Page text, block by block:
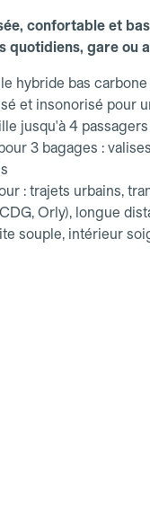
confortable et
quotidiens, gare ou
hybride bas
et insonorisé pour
jusqu'à 4
3 bagages :
: trajets urbains,
Orly), longue
souple, intérieur